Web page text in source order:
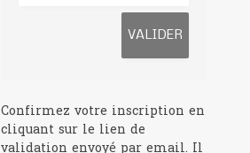
Confirmez votre inscription en
cliquant sur le lien de
validation envoyé par email. Il